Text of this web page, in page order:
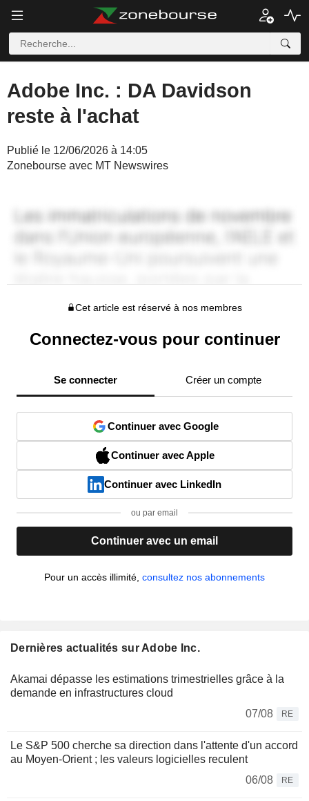
Adobe Inc. : DA Davidson
reste à l'achat
Publié le 12/06/2026 à 14:05
Zonebourse avec MT Newswires
Cet article est réservé à nos membres
Connectez-vous pour continuer
Se connecter Créer un compte
Continuer avec Google
Continuer avec Apple
Continuer avec LinkedIn
ou par email
Continuer avec un email
Pour un accès illimité, consultez nos abonnements
Dernières actualités sur Adobe Inc.
Akamai dépasse les estimations trimestrielles grâce à la
demande en infrastructures cloud
07/08
RE
Le S&P 500 cherche sa direction dans l'attente d'un accord
au Moyen-Orient ; les valeurs logicielles reculent
06/08
RE